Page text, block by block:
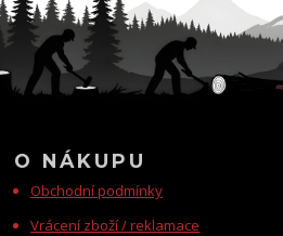
O NÁKUPU
Obchodní podmínky
Vrácení zboží / reklamace